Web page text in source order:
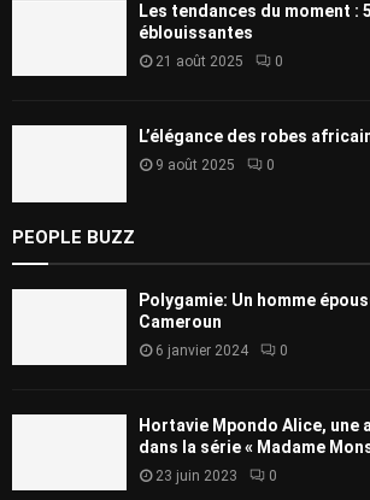
Les tendances du moment :
éblouissantes
21 août 2025 0
L’élégance des robes
9 août 2025 0
PEOPLE BUZZ
Polygamie: Un homme
Cameroun
6 janvier 2024 0
Hortavie Mpondo Alice, une
dans la série « Madame
23 juin 2023 0